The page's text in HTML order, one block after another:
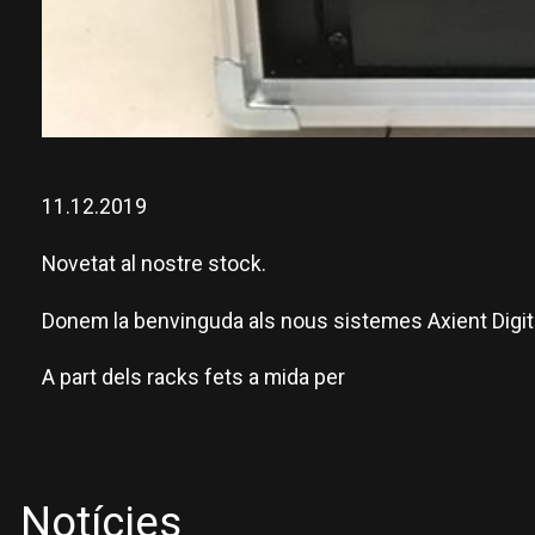
11.12.2019
Novetat al nostre stock.
Donem la benvinguda als nous sistemes Axient
A part dels racks fets a mida per